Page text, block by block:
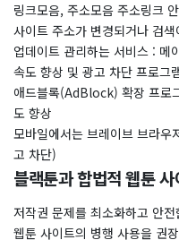
링크모음, 주소모음 주소링크
사이트 주소가 변경되거나 검
업데이트 관리하는 서비스 : 메
속도 향상 및 광고 차단 프로그
애드블록(AdBlock) 확장 프로
도 향상
모바일에서는 브레이브 브라
고 차단)
블랙툰과 합법적 웹툰
저작권 문제를 최소화하고 안
웹툰 사이트의 병행 사용을 권